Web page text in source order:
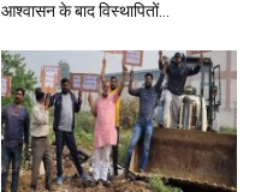
आश्वासन के बाद विस्थापितों...